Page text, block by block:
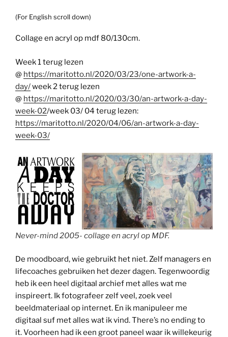
(For English scroll down)
Collage en acryl op mdf 80/130cm.
Week 1 terug lezen
@ https://maritotto.nl/2020/03/23/one-artwork-a-
day/week 2 terug lezen
@ https://maritotto.nl/2020/03/30/an-artwork-a-day-
week-02/week 03/ 04 terug lezen:
https://maritotto.nl/2020/04/06/an-artwork-a-day-
week-03/
Never-mind 2005- collage en acryl op MDF.
De moodboard, wie gebruikt het niet. Zelf managers en
lifecoaches gebruiken het dezer dagen. Tegenwoordig
heb ik een heel digitaal archief met alles wat me
inspireert. Ik fotografeer zelf veel, zoek veel
beeldmateriaal op internet. En ik manipuleer me
digitaal suf met alles wat ik vind. There’s no ending to
it. Voorheen had ik een groot paneel waar ik willekeurig